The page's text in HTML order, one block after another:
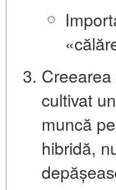
cultivat
muncă
hibridă,